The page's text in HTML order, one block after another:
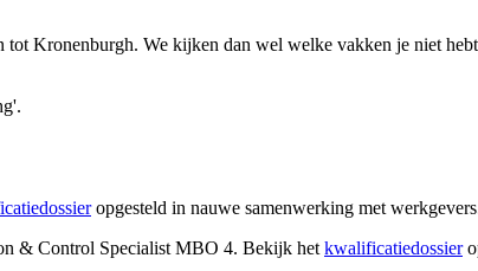
Kronenburgh. We kijken dan wel welke vakken je niet
opgesteld in nauwe samenwerking met
& Control Specialist MBO 4. Bekijk het kwalificatiedossier